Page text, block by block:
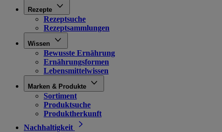
Rezepte
Rezeptsuche
Rezeptsammlungen
Wissen
Bewusste Ernährung
Ernährungsformen
Lebensmittelwissen
Marken & Produkte
Sortiment
Produktsuche
Produktherkunft
Nachhaltigkeit